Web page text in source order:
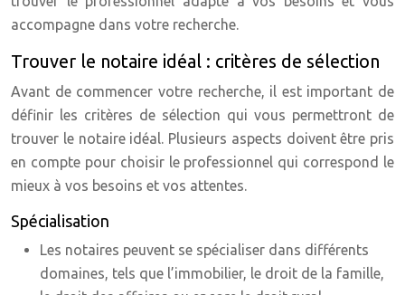
accompagne dans votre recherche.
Trouver le notaire idéal : critères de sélection
Avant de commencer votre recherche, il est important de
définir les critères de sélection qui vous permettront de
trouver le notaire idéal. Plusieurs aspects doivent être pris
en compte pour choisir le professionnel qui correspond le
mieux à vos besoins et vos attentes.
Spécialisation
Les notaires peuvent se spécialiser dans différents
domaines, tels que l’immobilier, le droit de la famille,